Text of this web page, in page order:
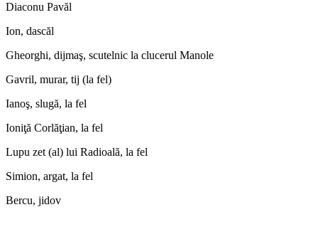
Diaconu Pavăl
Ion, dascăl
Gheorghi, dijmaş, scutelnic la clucerul Manole
Gavril, murar, tij (la fel)
Ianoş, slugă, la fel
Ioniţă Corlăţian, la fel
Lupu zet (al) lui Radioală, la fel
Simion, argat, la fel
Bercu, jidov